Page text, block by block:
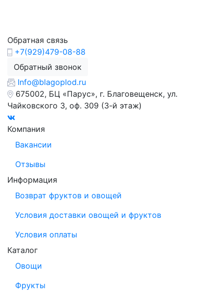
Обратная связь
+7(929)479-08-88
Обратный звонок
Info@blagoplod.ru
675002, БЦ «Парус», г. Благовещенск, ул.
Чайковского 3, оф. 309 (3-й этаж)
Компания
Вакансии
Отзывы
Информация
Возврат фруктов и овощей
Условия доставки овощей и фруктов
Условия оплаты
Каталог
Овощи
Фрукты